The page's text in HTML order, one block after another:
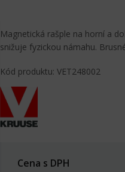
Magnetická rašple na horní a
snižuje fyzickou námahu.
Kód produktu: VET248002
Cena s DPH